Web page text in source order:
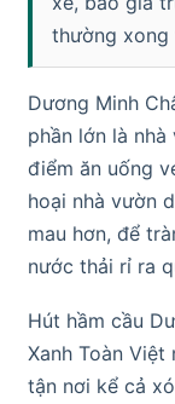
thường
Dương Minh
phần lớn là
điểm ăn uống
hoại nhà vườn
mau hơn, để
nước thải rỉ ra
Hút hầm cầu
Xanh Toàn
tận nơi kể cả